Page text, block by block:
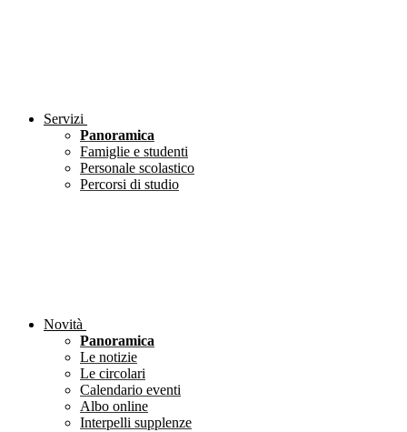
Servizi
Panoramica
Famiglie e studenti
Personale scolastico
Percorsi di studio
Novità
Panoramica
Le notizie
Le circolari
Calendario eventi
Albo online
Interpelli supplenze